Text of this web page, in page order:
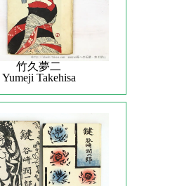
竹久夢二
Yumeji Takehisa